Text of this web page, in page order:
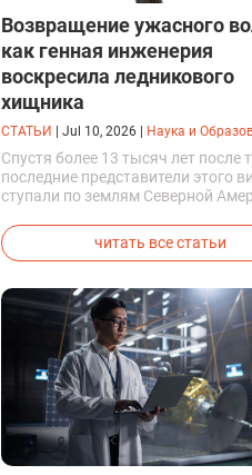
Возвращение ужасного
как генная инженерия
воскресила ледникового
хищника
СТАТЬИ Jul 10, 2026 Наука и
Спустя более 13 тысяч лет после
последние представители этого
ступали по землям Северной
вывели первых генетически
модифицированных щенков с
читать все статьи